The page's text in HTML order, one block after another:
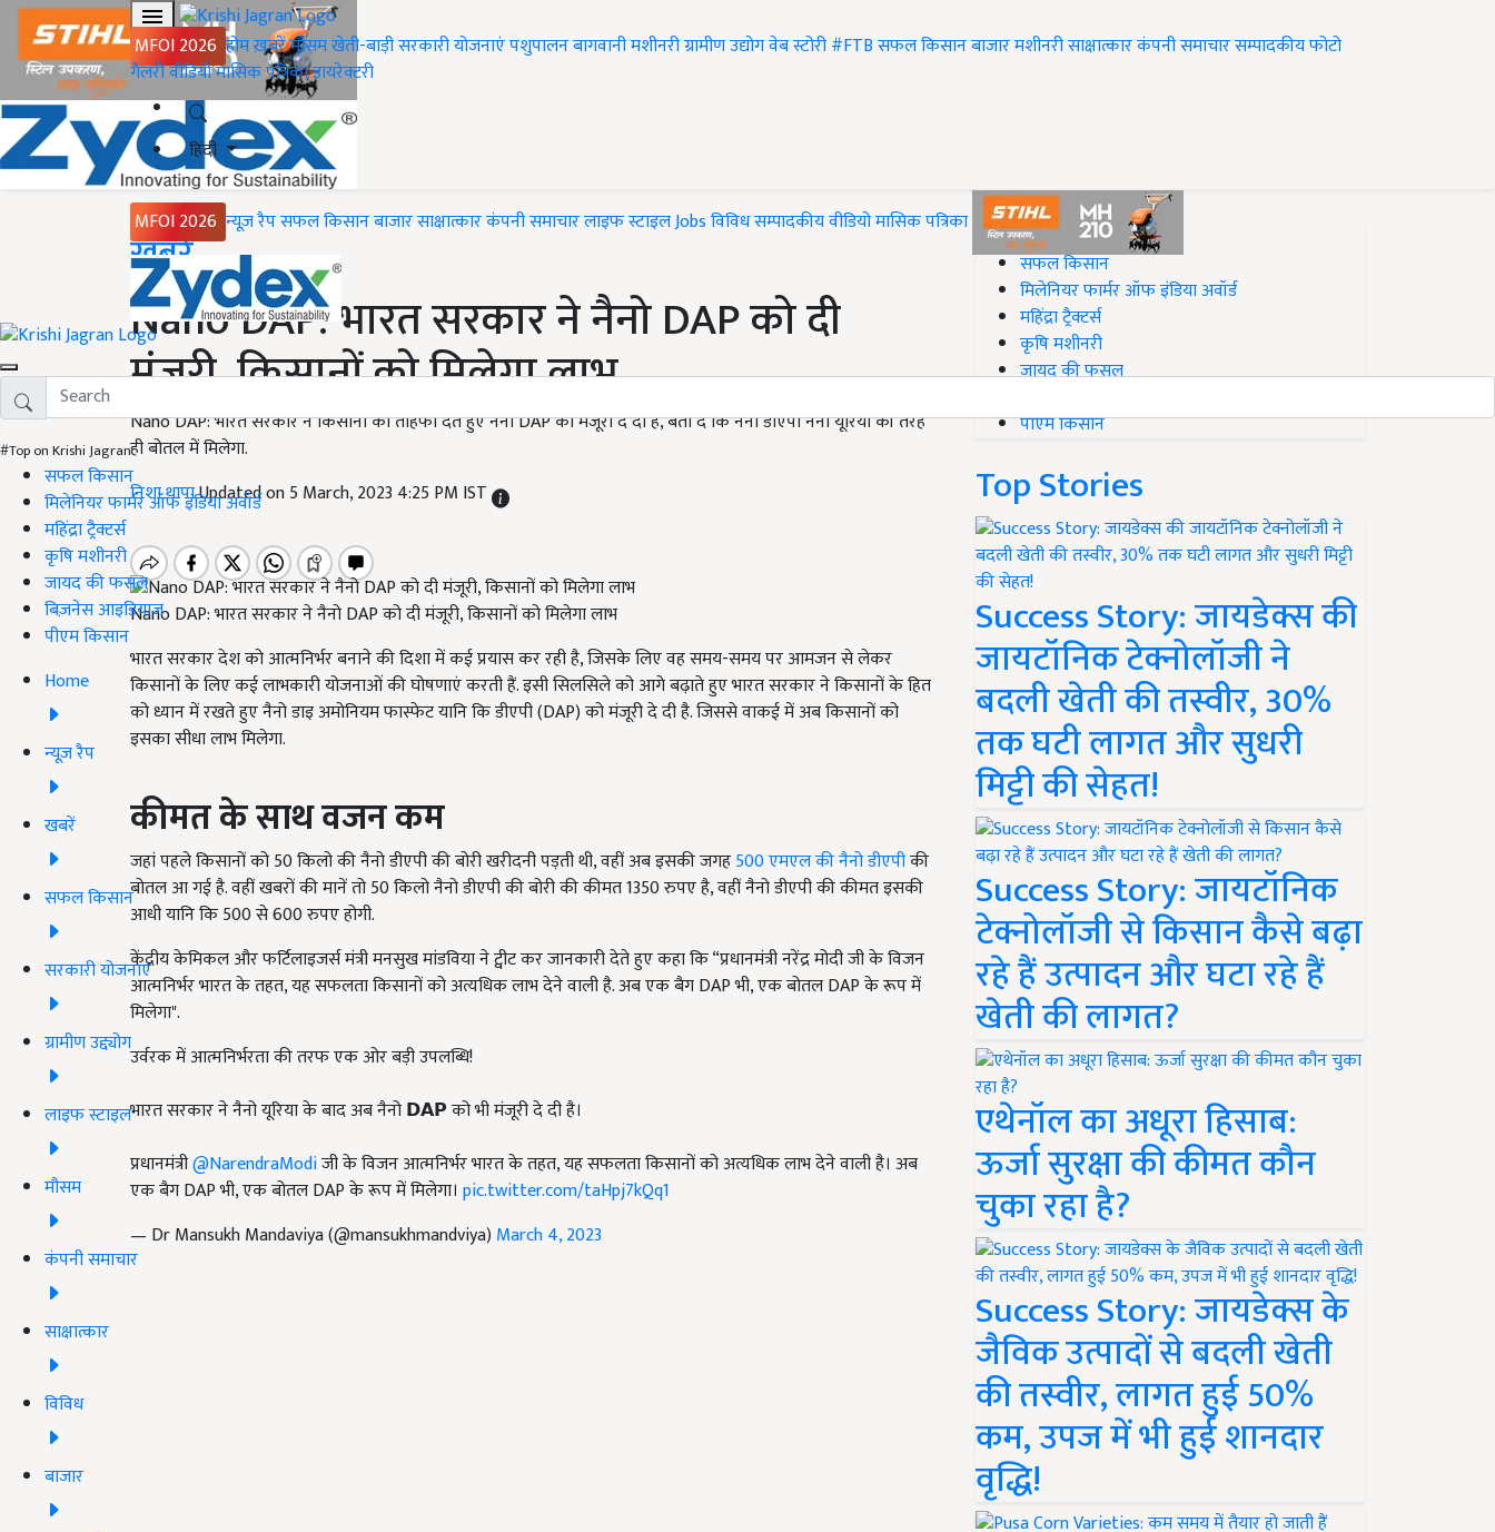
MFOI 2026 होमख़बरेंमौसमखेती-बाड़ीसरकारी योजनाएंपशुपालनबागवानीमशीनरीग्रामीण उद्योगवेब स्टोरी#FTBसफल किसानबाजारमशीनरीसाक्षात्कारकंपनी समाचारसम्पादकीयफोटो
गैलरीवीडियोमासिक पत्रिकाडायरेक्टरी
हिंदी
MFOI 2026 न्यूज़ रैपसफल किसानबाजारसाक्षात्कारकंपनी समाचारलाइफ स्टाइलJobsविविधसम्पादकीयवीडियोमासिक पत्रिका
#Top on Krishi Jagran
सफल किसान
मिलेनियर फार्मर ऑफ इंडिया अवॉर्ड
महिंद्रा ट्रैक्टर्स
कृषि मशीनरी
जायद की फसल
बिज़नेस आइडियाज
पीएम किसान
Home
न्यूज़ रैप
खबरें
सफल किसान
सरकारी योजनाएं
ग्रामीण उद्द्योग
लाइफ स्टाइल
मौसम
कंपनी समाचार
साक्षात्कार
विविध
बाजार
Home
ख़बरें
Nano DAP: भारत सरकार ने नैनो DAP को दी
मंजूरी, किसानों को मिलेगा लाभ
Nano DAP: भारत सरकार ने किसानों को तोहफा देते हुए नैनो DAP को मंजूरी दे दी है, बता दें कि नैनो डीएपी नैनो यूरिया की तरह
ही बोतल में मिलेगा.
निशा थापाUpdated on 5 March, 2023 4:25 PM IST
Nano DAP: भारत सरकार ने नैनो DAP को दी मंजूरी, किसानों को मिलेगा लाभ
भारत सरकार देश को आत्मनिर्भर बनाने की दिशा में कई प्रयास कर रही है, जिसके लिए वह समय-समय पर आमजन से लेकर
किसानों के लिए कई लाभकारी योजनाओं की घोषणाएं करती हैं. इसी सिलसिले को आगे बढ़ाते हुए भारत सरकार ने किसानों के हित
को ध्यान में रखते हुए नैनो डाइ अमोनियम फास्फेट यानि कि डीएपी (DAP) को मंजूरी दे दी है. जिससे वाकई में अब किसानों को
इसका सीधा लाभ मिलेगा.
कीमत के साथ वजन कम
जहां पहले किसानों को 50 किलो की नैनो डीएपी की बोरी खरीदनी पड़ती थी, वहीं अब इसकी जगह500 एमएल की नैनो डीएपीकी
बोतल आ गई है. वहीं खबरों की मानें तो 50 किलो नैनो डीएपी की बोरी की कीमत 1350 रुपए है, वहीं नैनो डीएपी की कीमत इसकी
आधी यानि कि 500 से 600 रुपए होगी.
केंद्रीय केमिकल और फर्टिलाइजर्स मंत्री मनसुख मांडविया ने ट्वीट कर जानकारी देते हुए कहा कि “प्रधानमंत्री नरेंद्र मोदी जी के विजन
आत्मनिर्भर भारत के तहत, यह सफलता किसानों को अत्यधिक लाभ देने वाली है. अब एक बैग DAP भी, एक बोतल DAP के रूप में
मिलेगा".
उर्वरक में आत्मनिर्भरता की तरफ एक ओर बड़ी उपलब्धि!
भारत सरकार ने नैनो यूरिया के बाद अब नैनो 𝗗𝗔𝗣 को भी मंजूरी दे दी है।
प्रधानमंत्री@NarendraModiजी के विजन आत्मनिर्भर भारत के तहत, यह सफलता किसानों को अत्यधिक लाभ देने वाली है। अब
एक बैग DAP भी, एक बोतल DAP के रूप में मिलेगा। pic.twitter.com/taHpj7kQq1
— Dr Mansukh Mandaviya (@mansukhmandviya) March 4, 2023
#Top on Krishi Jagran
सफल किसान
मिलेनियर फार्मर ऑफ इंडिया अवॉर्ड
महिंद्रा ट्रैक्टर्स
कृषि मशीनरी
जायद की फसल
पीएम किसान
Top Stories
Success Story: जायडेक्स की
जायटॉनिक टेक्नोलॉजी ने
बदली खेती की तस्वीर, 30%
तक घटी लागत और सुधरी
मिट्टी की सेहत!
Success Story: जायटॉनिक
टेक्नोलॉजी से किसान कैसे बढ़ा
रहे हैं उत्पादन और घटा रहे हैं
खेती की लागत?
एथेनॉल का अधूरा हिसाब:
ऊर्जा सुरक्षा की कीमत कौन
चुका रहा है?
Success Story: जायडेक्स के
जैविक उत्पादों से बदली खेती
की तस्वीर, लागत हुई 50%
कम, उपज में भी हुई शानदार
वृद्धि!